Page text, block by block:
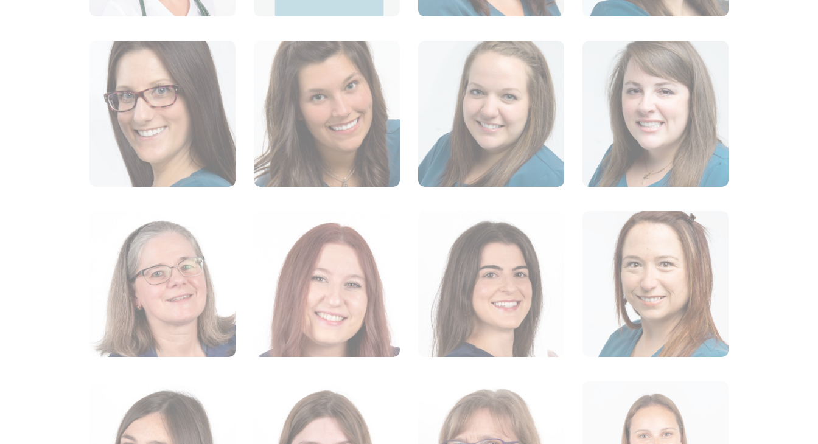
Dre Claudine
Desroches-Lapointe
VÉTÉRINAIRE
Dre Karoline Deptula
VÉTÉRINAIRE
Marie-Lyne Moses
TECHNICIENNE EN SANTÉ
Karine Poudrette
TECHNICIENNE EN SANTÉ
ANIMALE
Marie-Michèle Lagüe
TECHNICIENNE EN SANTÉ
ANIMALE
Stéfanie Patenaude
TECHNICIENNE EN SANTÉ
ANIMALE
Clémence April
TECHNICIENNE EN SANTÉ
Cynthia Gendron
TECHNICIENNE EN SANTÉ
ANIMALE